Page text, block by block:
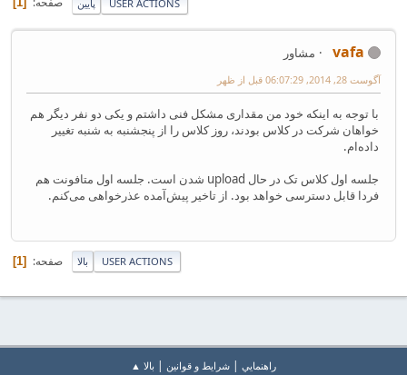
پایین USER ACTIONS
vafa مشاور
آگوست 28, 2014, 06:07:29 قبل از ظهر
با توجه به اینکه خود من مقداری مشکل فنی داشتم و یکی دو نفر دیگر هم
خواهان شرکت در کلاس بودند، روز کلاس را از پنجشنبه به شنبه تغییر
داده‌ام.
جلسه اول کلاس تک در حال upload شدن است. جلسه اول متافونت هم
فردا قابل دسترسی خواهد بود. از تاخیر پیش‌آمده عذرخواهی می‌کنم.
بالا صفحه 1 USER ACTIONS
راهنمايي شرایط و قوانین بالا ▲